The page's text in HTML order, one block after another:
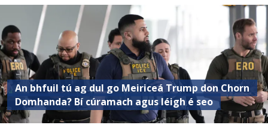
An bhfuil tú ag dul go Meiriceá Trump don Chorn
Domhanda? Bí cúramach agus léigh é seo